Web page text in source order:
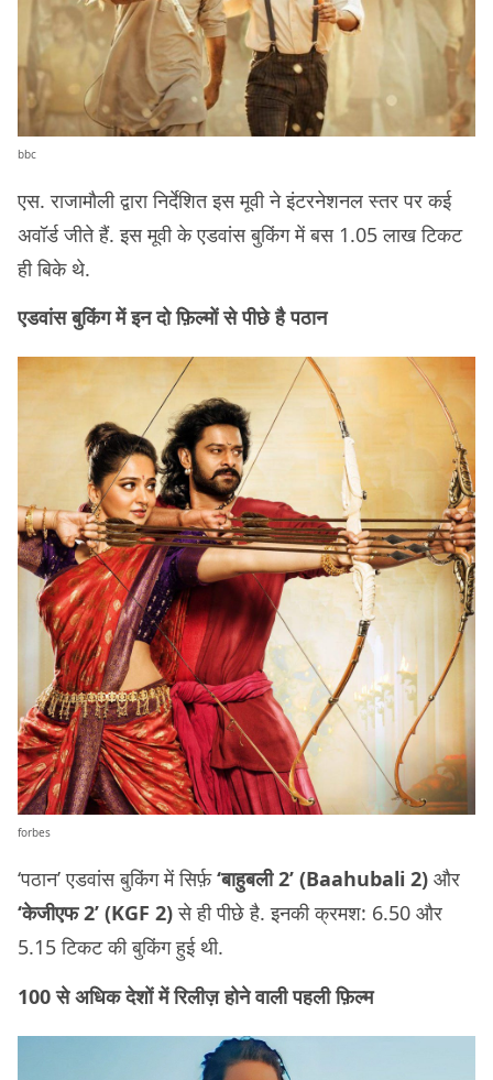
bbc
एस. राजामौली द्वारा निर्देशित इस मूवी ने इंटरनेशनल स्तर पर कई
अवॉर्ड जीते हैं. इस मूवी के एडवांस बुकिंग में बस 1.05 लाख टिकट
ही बिके थे.
एडवांस बुकिंग में इन दो फ़िल्मों से पीछे है पठान
forbes
‘पठान’ एडवांस बुकिंग में सिर्फ़‘बाहुबली 2’ (Baahubali 2) और
‘केजीएफ 2’ (KGF 2)से ही पीछे है. इनकी क्रमश: 6.50 और
5.15 टिकट की बुकिंग हुई थी.
100 से अधिक देशों में रिलीज़ होने वाली पहली फ़िल्म